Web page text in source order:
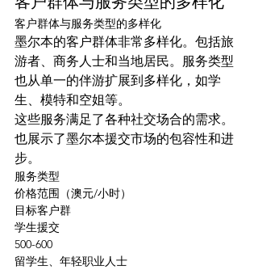
客户群体与服务类型的多样化
墨尔本的客户群体非常多样化。包括旅
游者、商务人士和当地居民。服务类型
也从单一的伴游扩展到多样化，如学
生、模特和空姐等。
这些服务满足了各种社交场合的需求。
也展示了墨尔本援交市场的包容性和进
步。
服务类型
价格范围（澳元/小时）
目标客户群
学生援交
500-600
留学生、年轻职业人士